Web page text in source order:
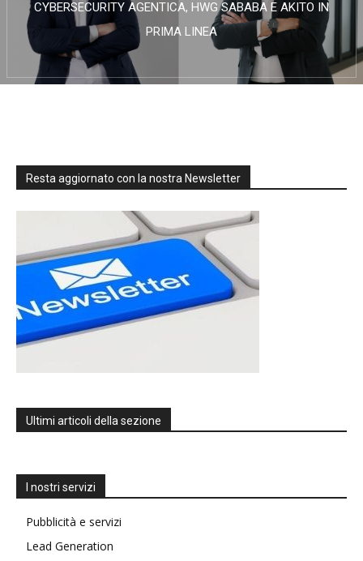
CYBERSECURITY AGENTICA, HWG SABABA E AKITO IN
PRIMA LINEA
Resta aggiornato con la nostra Newsletter
Ultimi articoli della sezione
I nostri servizi
Pubblicità e servizi
Lead Generation